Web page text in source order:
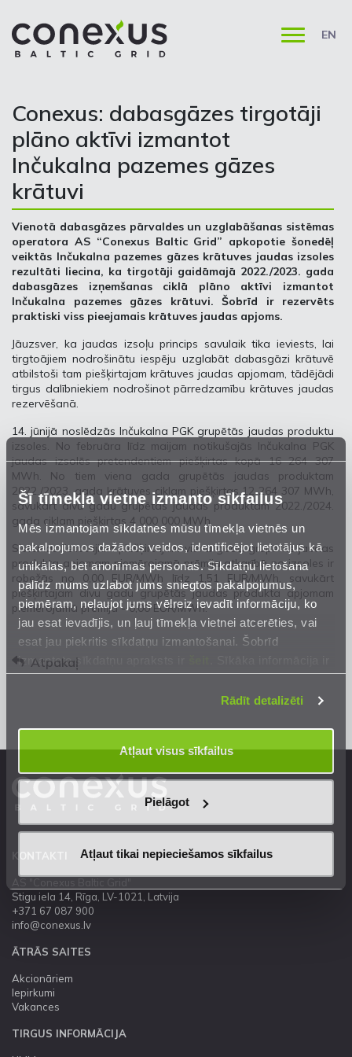
Šī tīmekļa vietne izmanto sīkfailus
Mēs izmantojam sīkdatnes mūsu tīmekļa vietnēs un
pakalpojumos dažādos veidos, identificējot lietotājus kā
unikālas, bet anonīmas personas. Sīkdatņu lietošana
palīdz mums uzlabot jums sniegtos pakalpojumus,
piemēram, neļaujot jums vēlreiz ievadīt informāciju, ko
jau esat ievadījis, un ļauj tīmekļa vietnei atcerēties, vai
esat jau piekritis sīkdatņu izmantošanai. Šobrīd
izmantoto sīkdatņu apraksts ir
mūsuPrivātuma atrunā.
Rādīt detalizēti
Atļaut visus sīkfailus
Pielāgot
Atļaut tikai nepieciešamos sīkfailus
EN
Conexus: dabasgāzes tirgotāji
plāno aktīvi izmantot
Inčukalna pazemes gāzes
krātuvi
Vienotā dabasgāzes pārvaldes un uzglabāšanas sistēmas
operatora AS “Conexus Baltic Grid” apkopotie šonedēļ
veiktās Inčukalna pazemes gāzes krātuves jaudas izsoles
rezultāti liecina, ka tirgotāji gaidāmajā 2022./2023. gada
dabasgāzes izņemšanas ciklā plāno aktīvi izmantot
Inčukalna pazemes gāzes krātuvi. Šobrīd ir rezervēts
praktiski viss pieejamais krātuves jaudas apjoms.
Jāuzsver, ka jaudas izsoļu princips savulaik tika ieviests, lai
tirgtoājiem nodrošinātu iespēju uzglabāt dabasgāzi krātuvē
atbilstoši tam piešķirtajam krātuves jaudas apjomam, tādējādi
tirgus dalībniekiem nodrošinot pārredzamību krātuves jaudas
rezervēšanā.
14. jūnijā noslēdzās Inčukalna PGK grupētās jaudas produktu
izsoles. No februāra līdz maijam notikušajās Inčukalna PGK
jaudas izsolēs pretendentiem piešķirtas kopā 16 264 307
MWh. No tiem viena gada grupētās jaudas produktam
2022./2023. gada krātuves ciklam piešķirtas 12 264 307 MWh,
savukārt divu gadu grupētās jaudas produktam 2022./2024.
gada ciklam piešķirtas 4 000 000 MWh.
Sistēmas lietotājiem piešķirtajam viena gada grupētās jaudas
produkta apjomam piemērojamā prēmija atkarībā no izsoles ir
robežās no 0,00 EUR/MWh līdz 1,51 EUR/MWh, savukārt
piešķirtajam divu gadu grupētās jaudas produkta apjomam
piemērojamā prēmija - 0,00 EUR/MWh.
Atpakaļ
Stigu iela 14, Rīga, LV-1021, Latvija
+371 67 087 900
info@conexus.lv
ĀTRĀS SAITES
Akcionāriem
Iepirkumi
Vakances
TIRGUS INFORMĀCIJA